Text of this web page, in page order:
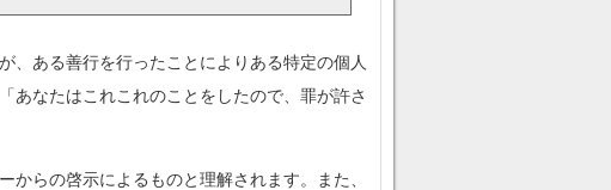
ある善行を行ったことによりある特定の個人
あなたはこれこれのことをしたので、罪が許さ
らの啓示によるものと理解されます。また、